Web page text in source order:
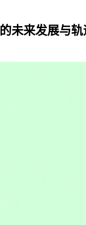
未来发展与轨